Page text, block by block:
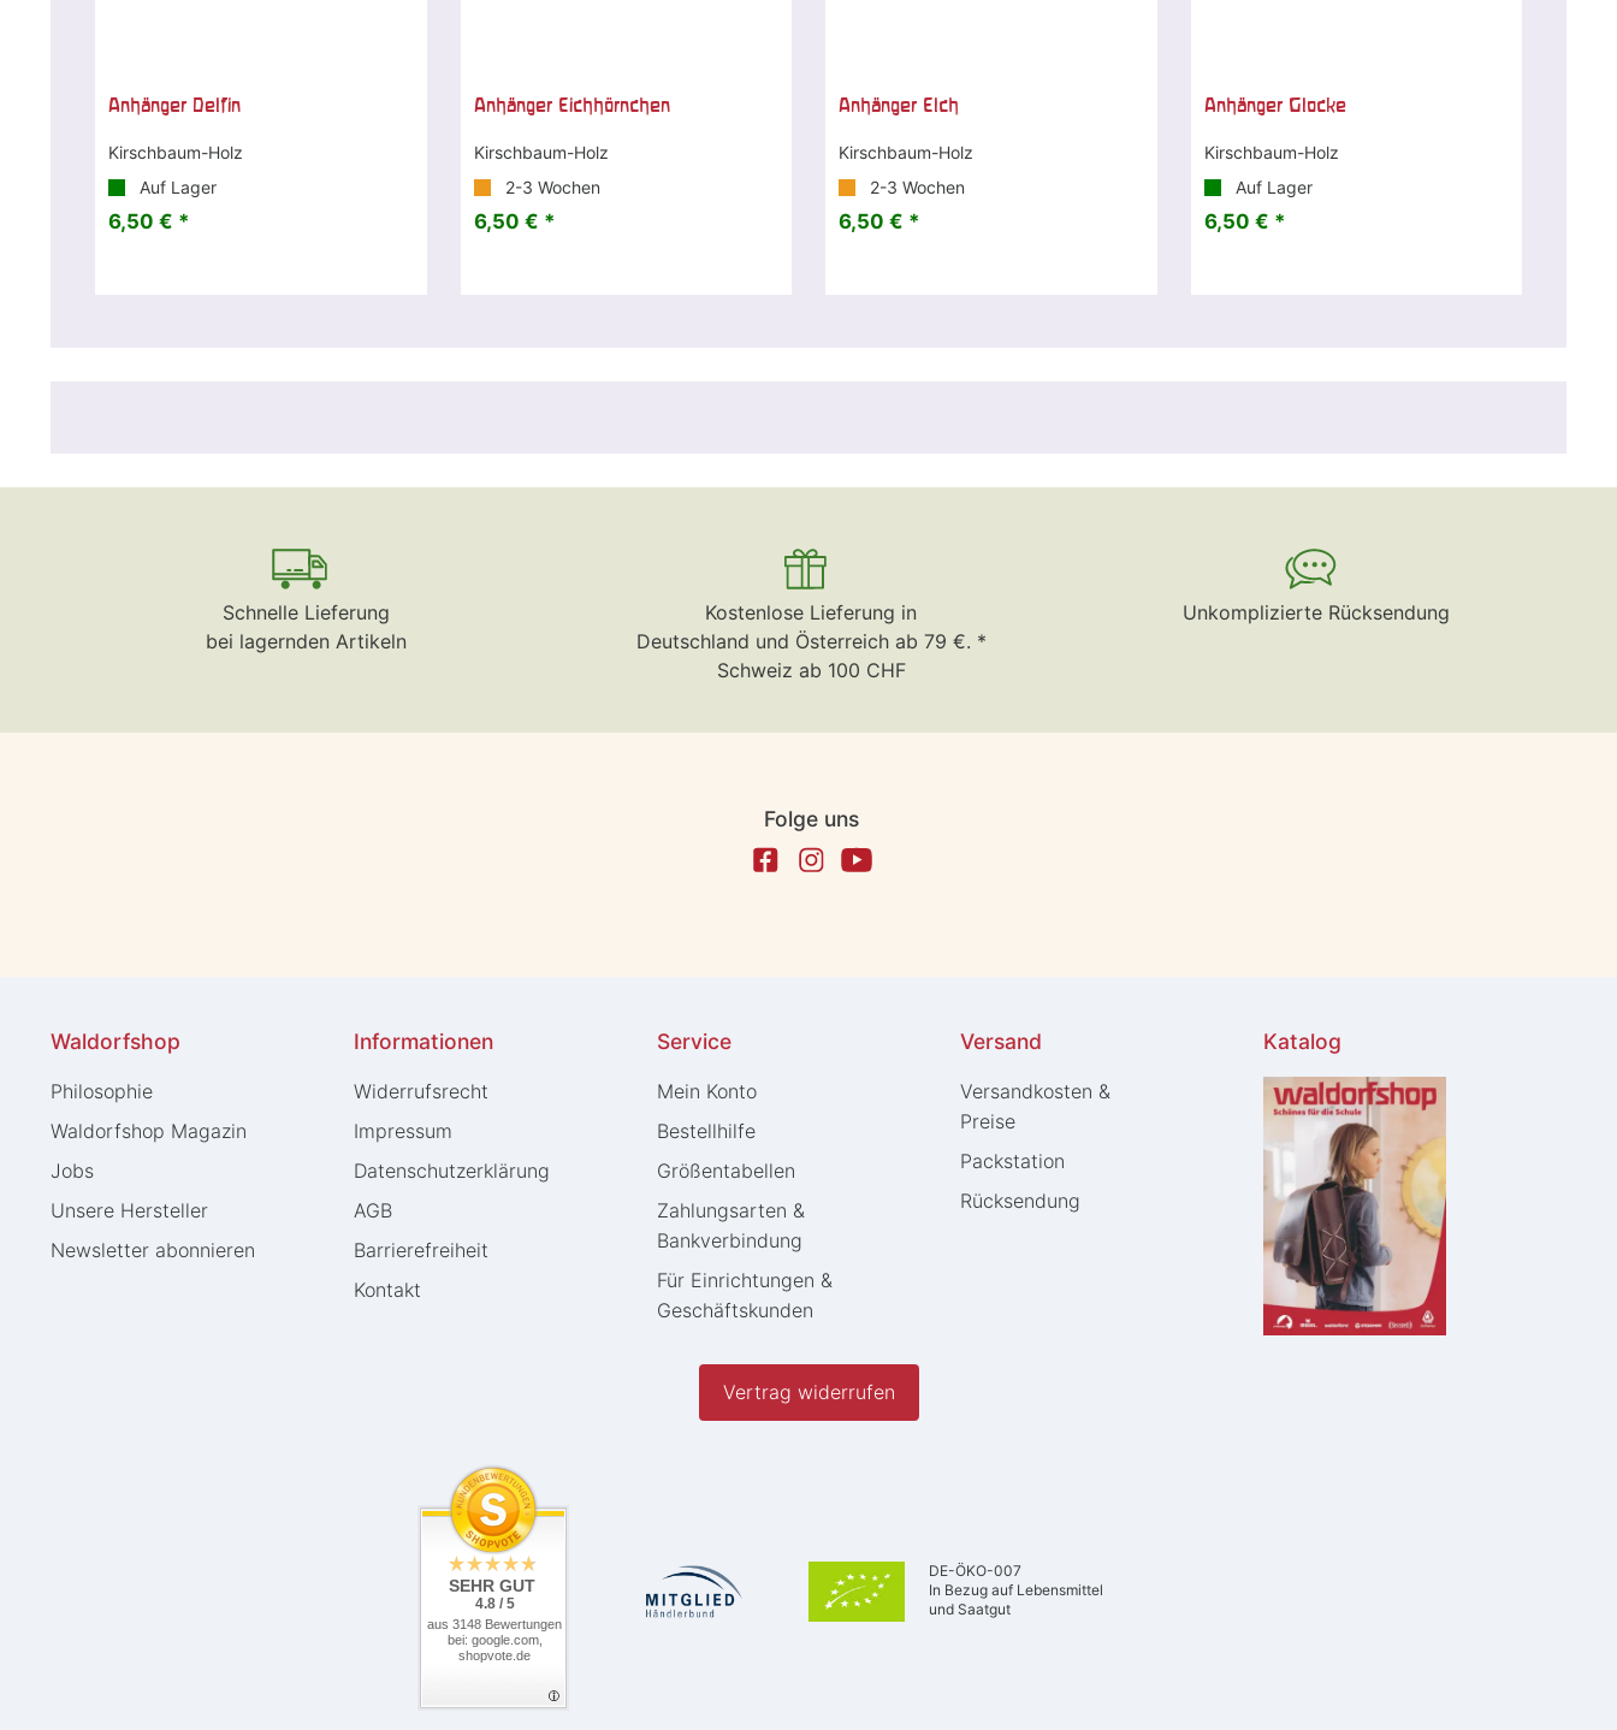
Anhänger Delfin
Kirschbaum-Holz
Auf Lager
6,50 € *
Anhänger Eichhörnchen
Kirschbaum-Holz
2-3 Wochen
6,50 € *
Anhänger Elch
Kirschbaum-Holz
2-3 Wochen
6,50 € *
Anhänger Glocke
Kirschbaum-Holz
Auf Lager
6,50 € *
Schnelle Lieferung
bei lagernden Artikeln
Kostenlose Lieferung in
Deutschland und Österreich ab 79 €. *
Schweiz ab 100 CHF
Unkomplizierte Rücksendung
Folge uns
Waldorfshop
Philosophie
Waldorfshop Magazin
Jobs
Unsere Hersteller
Newsletter abonnieren
Informationen
Widerrufs­recht
Impressum
Daten­schutz­erklärung
AGB
Barrierefreiheit
Kontakt
Service
Mein Konto
Bestellhilfe
Größentabellen
Zahlungsarten &
Bankverbindung
Für Einrichtungen &
Geschäftskunden
Versand
Versandkosten &
Preise
Packstation
Rücksendung
Katalog
Vertrag widerrufen
SEHR GUT
4.8 / 5
aus 3148 Bewertungen
bei: google.com,
shopvote.de
DE-ÖKO-007
In Bezug auf Lebensmittel
und Saatgut